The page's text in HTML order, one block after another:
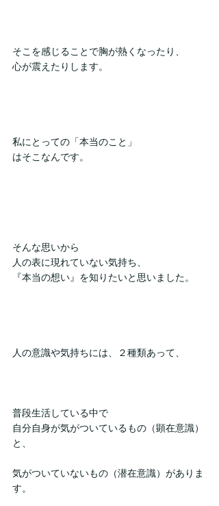
そこを感じることで胸が熱くなったり、
心が震えたりします。
私にとっての「本当のこと」
はそこなんです。
そんな思いから
人の表に現れていない気持ち、
『本当の想い』を知りたいと思いました。
人の意識や気持ちには、２種類あって、
普段生活している中で
自分自身が気がついているもの（顕在意識）
と、
気がついていないもの（潜在意識）がありま
す。